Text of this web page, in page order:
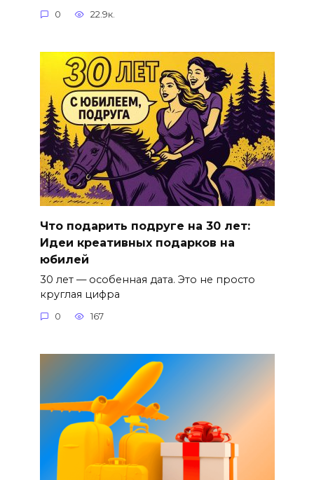
0 22.9к.
Что подарить подруге на 30 лет:
Идеи креативных подарков на
юбилей
30 лет — особенная дата. Это не просто
круглая цифра
0 167